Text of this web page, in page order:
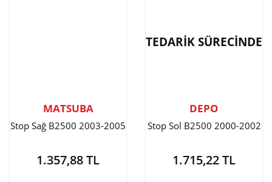
MATSUBA
Stop Sağ B2500 2003-2005
1.357,88 TL
TEDARİK SÜRECİNDE
DEPO
Stop Sol B2500 2000-2002
1.715,22 TL